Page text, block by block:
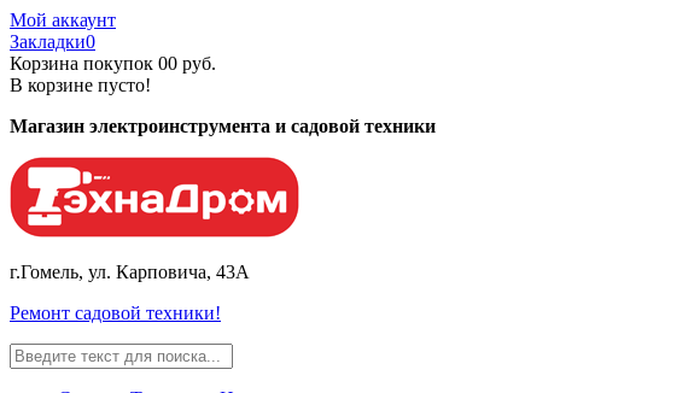
Мой аккаунт
Закладки0
Корзина покупок 00 руб.
В корзине пусто!
Магазин электроинструмента и садовой техники
г.Гомель, ул. Карповича, 43А
Ремонт садовой техники!